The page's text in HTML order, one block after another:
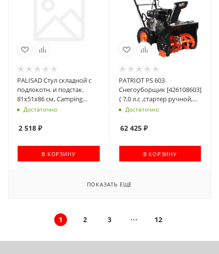
PALISAD Стул складной с
подлокотн. и подстак.
81х51х86 см, Camping
[69608]
Достаточно
2 518 ₽
В КОРЗИНУ
PATRIOT PS 603
Снегоуборщик [426108603]
{ 7,0 л.с ,стартер ручной,
ковш 56см. колеса 14 }
Достаточно
62 425₽
В КОРЗИНУ
ПОКАЗАТЬ ЕЩЕ
1 2 3 12